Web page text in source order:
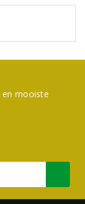
en mooiste